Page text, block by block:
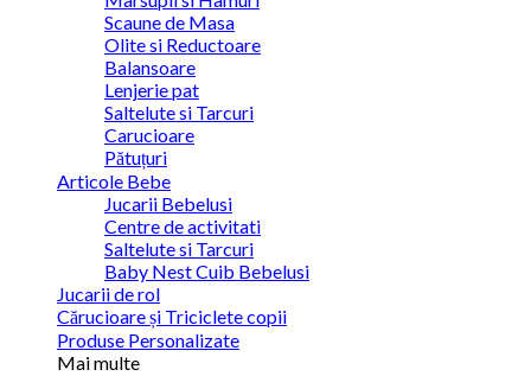
Scaune de Masa
Olite si Reductoare
Balansoare
Lenjerie pat
Saltelute si Tarcuri
Carucioare
Pătuțuri
Articole Bebe
Jucarii Bebelusi
Centre de activitati
Saltelute si Tarcuri
Baby Nest Cuib Bebelusi
Jucarii de rol
Cărucioare și Triciclete copii
Produse Personalizate
Mai multe